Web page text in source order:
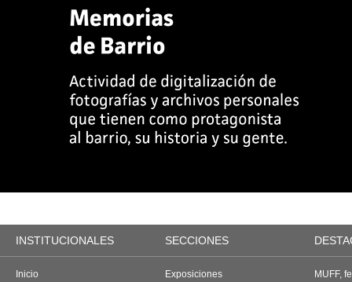
INSTITUCIONALES SECCIONES
Inicio
Exposiciones
MUFF,